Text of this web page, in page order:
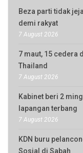
Beza parti tidak
demi rakyat
7 August 2026
7 maut, 15 cedera
Thailand
7 August 2026
Kabinet beri 2
lapangan terbang
7 August 2026
KDN buru
Sosial di Sabah